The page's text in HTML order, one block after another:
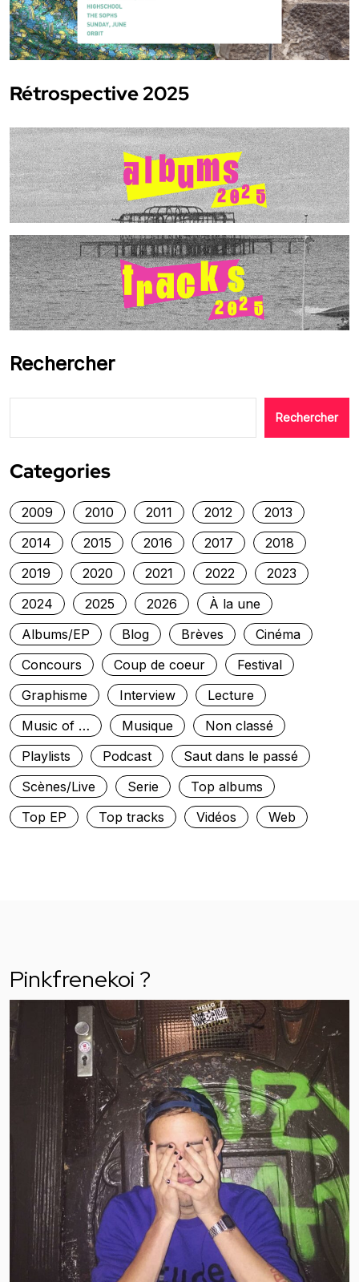
Rétrospective 2025
Rechercher
Rechercher
Categories
2009 2010 2011 2012
2013
2014
2015 2016 2017
2018
2019
2020 2021 2022
2023
2024
2025 2026
À la une
Albums/EP
Blog Brèves
Cinéma
Concours
Coup de coeur
Festival
Graphisme
Interview
Lecture
Music of …
Musique
Non classé
Playlists
Podcast
Saut dans le passé
Scènes/Live
Serie
Top albums
Top EP
Top tracks Vidéos Web
Pinkfrenekoi ?